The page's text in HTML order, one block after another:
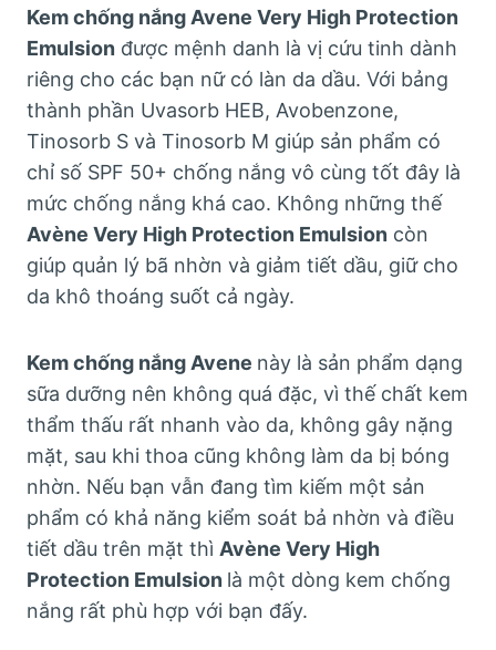
Kem chống nắng Avene Very High Protection
Emulsion được mệnh danh là vị cứu tinh dành
riêng cho các bạn nữ có làn da dầu. Với bảng
thành phần Uvasorb HEB, Avobenzone,
Tinosorb S và Tinosorb M giúp sản phẩm có
chỉ số SPF 50+ chống nắng vô cùng tốt đây là
mức chống nắng khá cao. Không những thế
Avène Very High Protection Emulsion còn
giúp quản lý bã nhờn và giảm tiết dầu, giữ cho
da khô thoáng suốt cả ngày.
Kem chống nắng Avene này là sản phẩm dạng
sữa dưỡng nên không quá đặc, vì thế chất kem
thẩm thấu rất nhanh vào da, không gây nặng
mặt, sau khi thoa cũng không làm da bị bóng
nhờn. Nếu bạn vẫn đang tìm kiếm một sản
phẩm có khả năng kiểm soát bả nhờn và điều
tiết dầu trên mặt thì Avène Very High
Protection Emulsion là một dòng kem chống
nắng rất phù hợp với bạn đấy.